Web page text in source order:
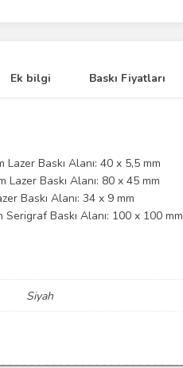
Ek bilgi Baskı Fiyatları
Lazer Baskı Alanı: 40 x 5,5 mm
Lazer Baskı Alanı: 80 x 45 mm
Baskı Alanı: 34 x 9 mm
Baskı Alanı: 100 x 100 mm
Siyah